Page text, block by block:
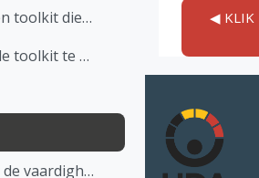
We bieden een toolkit die uitlegt hoe je gegevens ...
Klik hier om de toolkit te ontdekken
Klik hier voor de vaardigheden bij datageletterdheid
◀︎ KLIK